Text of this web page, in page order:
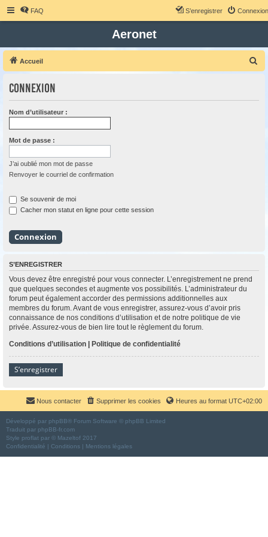
FAQ Connexion
S’enregistrer
Aeronet
Accueil
Connexion
Nom d’utilisateur :
Mot de passe :
J’ai oublié mon mot de passe
Renvoyer le courriel de confirmation
Se souvenir de moi
Cacher mon statut en ligne pour cette session
S’ENREGISTRER
Vous devez être enregistré pour vous connecter. L’enregistrement ne prend
que quelques secondes et augmente vos possibilités. L’administrateur du
forum peut également accorder des permissions additionnelles aux
membres du forum. Avant de vous enregistrer, assurez-vous d’avoir pris
connaissance de nos conditions d’utilisation et de notre politique de vie
privée. Assurez-vous de bien lire tout le règlement du forum.
Conditions d’utilisation | Politique de confidentialité
S’enregistrer
Heures au format UTC+02:00
Supprimer les cookies
Nous contacter
Développé par phpBB® Forum Software © phpBB Limited
Traduit par phpBB-fr.com
Style proflat par © Mazeltof 2017
Confidentialité | Conditions | Mentions légales